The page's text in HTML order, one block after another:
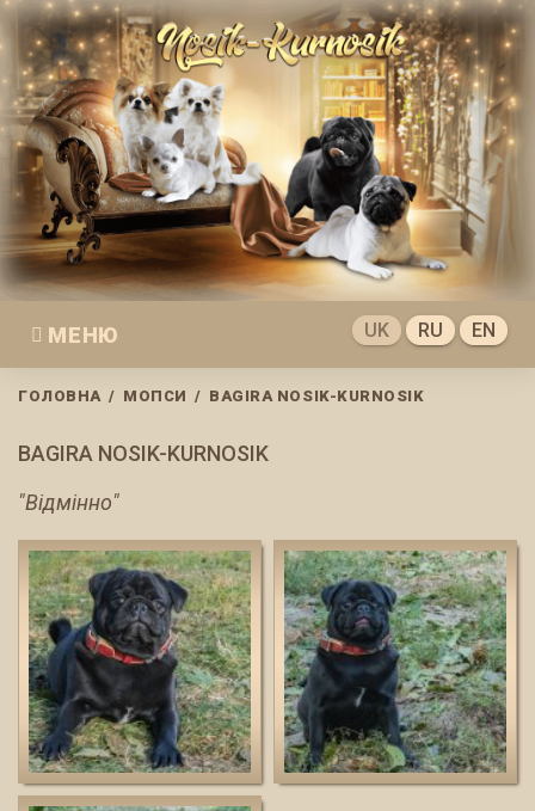
Skip
to
content
МЕНЮ UK RU EN
ГОЛОВНА / МОПСИ / ВAGIRA NOSIK-KURNOSIK
ВAGIRA NOSIK-KURNOSIK
"Відмінно"